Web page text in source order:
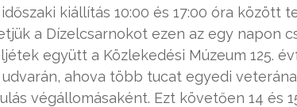
kiállítás 10:00 és 17:00 óra között
a Dízelcsarnokot ezen az egy napon
együtt a Közlekedési Múzeum 125.
ahova több tucat egyedi
végállomásaként. Ezt követően 14 és